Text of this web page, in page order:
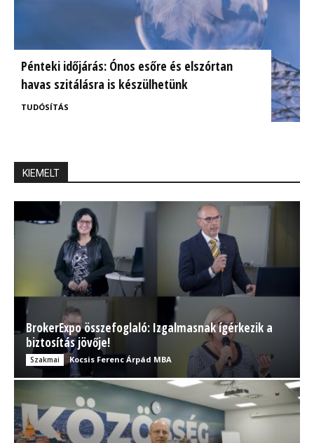
Pénteki időjárás: Ónos esőre és elszórtan
havas szitálásra is készülhetünk
TUDÓSÍTÁS
KIEMELT
BrokerExpo összefoglaló: Izgalmasnak ígérkezik a
biztosítás jövője!
Szakmai Kocsis Ferenc Árpád MBA